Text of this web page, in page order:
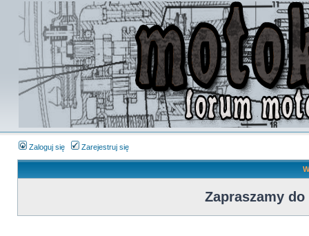
Zaloguj się Zarejestruj się
Zapraszamy do